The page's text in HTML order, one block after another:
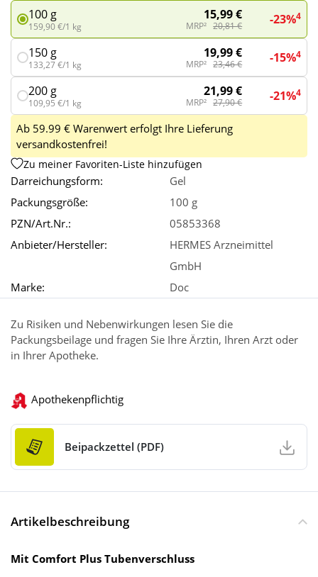
100 g
159,90 €/1 kg
15,99 €
MRP² 20,81 € -23%4
150 g
133,27 €/1 kg
19,99 €
MRP² 23,46 € -15%4
200 g
109,95 €/1 kg
21,99 €
MRP² 27,90 € -21%4
Ab 59.99 € Warenwert erfolgt Ihre Lieferung
versandkostenfrei!
Zu meiner Favoriten-Liste hinzufügen
Darreichungsform:
Gel
Packungsgröße:
100 g
PZN/Art.Nr.:
05853368
Anbieter/Hersteller:
HERMES Arzneimittel
GmbH
Marke:
Doc
Zu Risiken und Nebenwirkungen lesen Sie die
Packungsbeilage und fragen Sie Ihre Ärztin, Ihren Arzt oder
in Ihrer Apotheke.
Apothekenpflichtig
Beipackzettel (PDF)
Artikelbeschreibung
Mit Comfort Plus Tubenverschluss